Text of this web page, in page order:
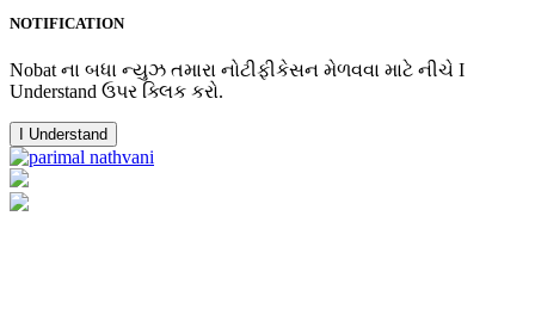
NOTIFICATION
Nobat ના બધા ન્યુઝ તમારા નોટીફીકેસન મેળવવા માટે નીચે I
Understand ઉપર ક્લિક કરો.
I Understand